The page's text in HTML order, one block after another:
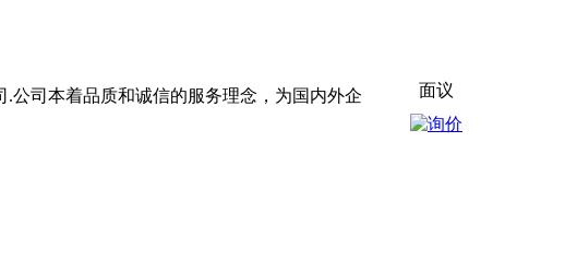
公司本着品质和诚信的服务理念，为国内外企
面议